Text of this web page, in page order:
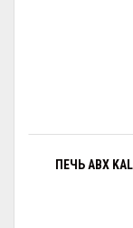
ПЕЧЬ ABX